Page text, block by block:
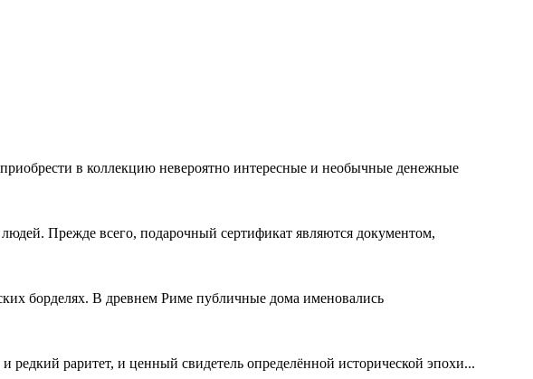
в коллекцию невероятно интересные и необычные денежные
Прежде всего, подарочный сертификат являются документом,
борделях. В древнем Риме публичные дома именовались
раритет, и ценный свидетель определённой исторической эпохи...